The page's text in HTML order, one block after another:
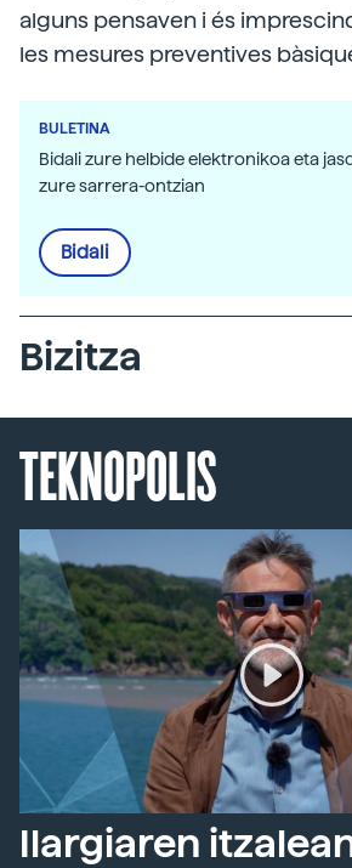
alguns pensaven i és
les mesures preventives
BULETINA
Bidali zure helbide elektronikoa eta
zure sarrera-ontzian
Bidali
Bizitza
TEKNOPOLIS
Ilargiaren